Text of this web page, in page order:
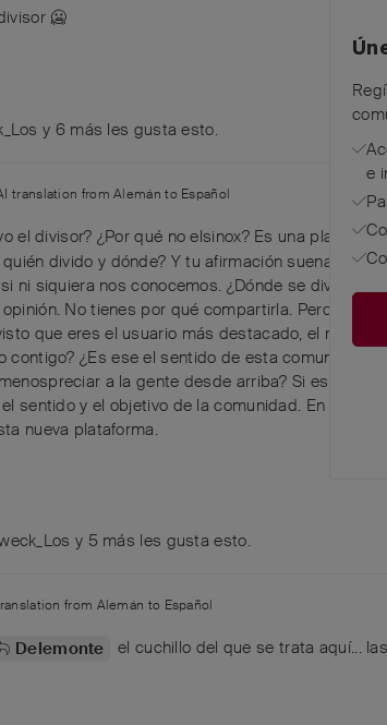
🥶
y 6más les gusta esto.
translation fromAlemán to Español
el divisor? ¿Por qué no elsinox? Es una
divido y dónde? Y tu afirmación suena
ni siquiera nos conocemos. ¿Dónde se divide
No tienes por qué compartirla. Pero ¿por
que eres el usuario más destacado, el número
¿Es ese el sentido de esta comunidad, a
a la gente desde arriba? Si ese es el
sentido y el objetivo de la comunidad. En ese
nueva plataforma.
y 5 más les gusta esto.
from Alemán to Español
Delemonte
el cuchillo del que se trata aquí...
e